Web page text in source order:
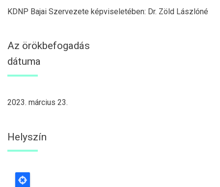
KDNP Bajai Szervezete képviseletében: Dr. Zöld Lászlóné
Az örökbefogadás
dátuma
2023. március 23.
Helyszín